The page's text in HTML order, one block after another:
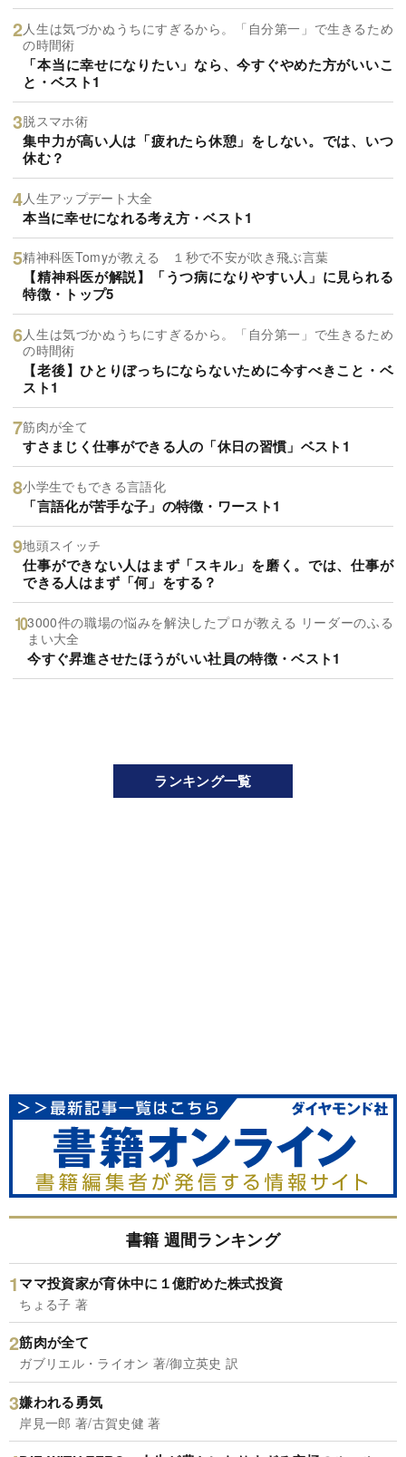
人生は気づかぬうちにすぎるから。「自分第一」で生きるため
の時間術
「本当に幸せになりたい」なら、今すぐやめた方がいいこ
と・ベスト1
脱スマホ術
集中力が高い人は「疲れたら休憩」をしない。では、いつ
休む？
人生アップデート大全
本当に幸せになれる考え方・ベスト1
精神科医Tomyが教える １秒で不安が吹き飛ぶ言葉
【精神科医が解説】「うつ病になりやすい人」に見られる
特徴・トップ5
人生は気づかぬうちにすぎるから。「自分第一」で生きるため
の時間術
【老後】ひとりぼっちにならないために今すべきこと・ベ
スト1
筋肉が全て
すさまじく仕事ができる人の「休日の習慣」ベスト1
小学生でもできる言語化
「言語化が苦手な子」の特徴・ワースト1
地頭スイッチ
仕事ができない人はまず「スキル」を磨く。では、仕事が
できる人はまず「何」をする？
3000件の職場の悩みを解決したプロが教える リーダーのふる
まい大全
今すぐ昇進させたほうがいい社員の特徴・ベスト1
ランキング一覧
書籍 週間ランキング
ママ投資家が育休中に１億貯めた株式投資
ちょる子 著
筋肉が全て
ガブリエル・ライオン 著/御立英史 訳
嫌われる勇気
岸見一郎 著/古賀史健 著